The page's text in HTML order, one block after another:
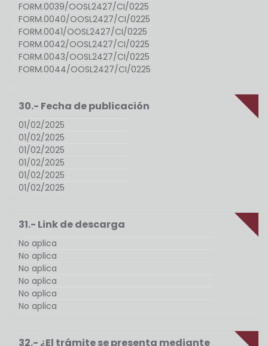
FORM.0039/OOSL2427/CI/0225
FORM.0040/OOSL2427/CI/0225
FORM.0041/OOSL2427/CI/0225
FORM.0042/OOSL2427/CI/0225
FORM.0043/OOSL2427/CI/0225
FORM.0044/OOSL2427/CI/0225
30.- Fecha de publicación
01/02/2025
01/02/2025
01/02/2025
01/02/2025
01/02/2025
01/02/2025
31.- Link de descarga
No aplica
No aplica
No aplica
No aplica
No aplica
No aplica
32.- ¿El trámite se presenta mediante